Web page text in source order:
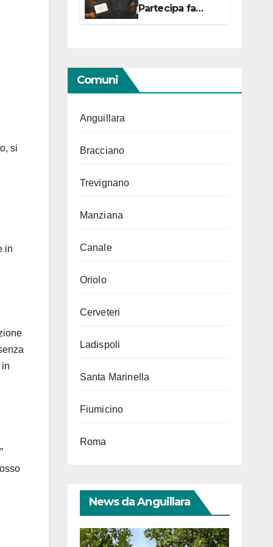
si
in
Partecipa fa
centro con due
Comuni
Anguillara
Bracciano
Trevignano
Manziana
Canale
Oriolo
Cerveteri
Ladispoli
Santa Marinella
Fiumicino
Roma
News da Anguillara